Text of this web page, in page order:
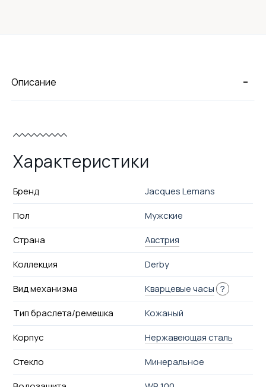
-
Описание
Характеристики
Бренд
Jacques Lemans
Пол
Мужские
Страна
Австрия
Коллекция
Derby
Вид механизма
Кварцевые часы ?
Тип браслета/ремешка
Кожаный
Корпус
Нержавеющая сталь
Стекло
Минеральное